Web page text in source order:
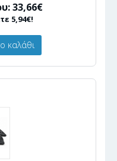
33,66€
5,94€!
καλάθι